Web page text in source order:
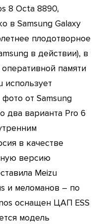
8 Octa 8890,
в Samsung Galaxy
плодотворное
в действии), в
памяти
использует
от Samsung
два варианта Pro 6
в качестве
версию
Meizu
и меломанов – по
оснащен ЦАП ESS
модель